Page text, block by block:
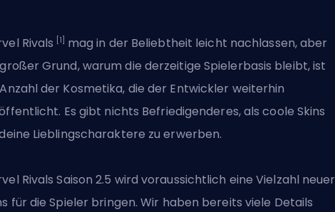
Rivals [1]
mag in der Beliebtheit leicht nachlassen, aber
Grund, warum die derzeitige Spielerbasis bleibt, ist
der Kosmetika, die der Entwickler weiterhin
Es gibt nichts Befriedigenderes, als coole Skins
Lieblingscharaktere zu erwerben.
Rivals Saison 2.5 wird voraussichtlich eine Vielzahl neuer
für die Spieler bringen. Wir haben bereits viele Details